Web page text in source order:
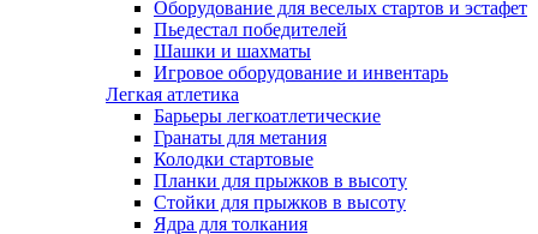
Оборудование для веселых стартов и эстафет
Пьедестал победителей
Шашки и шахматы
Игровое оборудование и инвентарь
Легкая атлетика
Барьеры легкоатлетические
Гранаты для метания
Колодки стартовые
Планки для прыжков в высоту
Стойки для прыжков в высоту
Ядра для толкания